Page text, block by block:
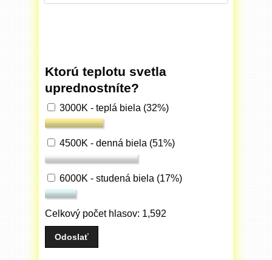
Ktorú teplotu svetla
uprednostníte?
3000K - teplá biela (32%)
4500K - denná biela (51%)
6000K - studená biela (17%)
Celkový počet hlasov: 1,592